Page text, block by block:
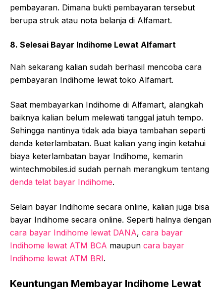
pembayaran. Dimana bukti pembayaran tersebut
berupa struk atau nota belanja di Alfamart.
8. Selesai Bayar Indihome Lewat Alfamart
Nah sekarang kalian sudah berhasil mencoba cara
pembayaran Indihome lewat toko Alfamart.
Saat membayarkan Indihome di Alfamart, alangkah
baiknya kalian belum melewati tanggal jatuh tempo.
Sehingga nantinya tidak ada biaya tambahan seperti
denda keterlambatan. Buat kalian yang ingin ketahui
biaya keterlambatan bayar Indihome, kemarin
wintechmobiles.id sudah pernah merangkum tentang
denda telat bayar Indihome.
Selain bayar Indihome secara online, kalian juga bisa
bayar Indihome secara online. Seperti halnya dengan
cara bayar Indihome lewat DANA, cara bayar
Indihome lewat ATM BCA maupun cara bayar
Indihome lewat ATM BRI.
Keuntungan Membayar Indihome Lewat